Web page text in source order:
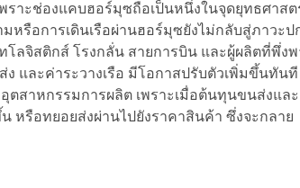
ราะช่องแคบฮอร์มุซถือเป็นหนึ่งในจุดยุทธศาสต
รือการเดินเรือผ่านฮอร์มุซยังไม่กลับสู่ภาวะป
ลจิสติกส์ โรงกลั่น สายการบิน และผู้ผลิตที่พึ่งพ
และค่าระวางเรือ มีโอกาสปรับตัวเพิ่มขึ้นทันที
สาหกรรมการผลิต เพราะเมื่อต้นทุนขนส่งและ
หรือทยอยส่งผ่านไปยังราคาสินค้า ซึ่งจะกลาย